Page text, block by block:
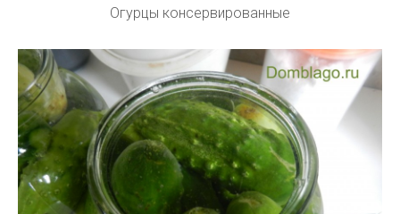
Огурцы консервированные